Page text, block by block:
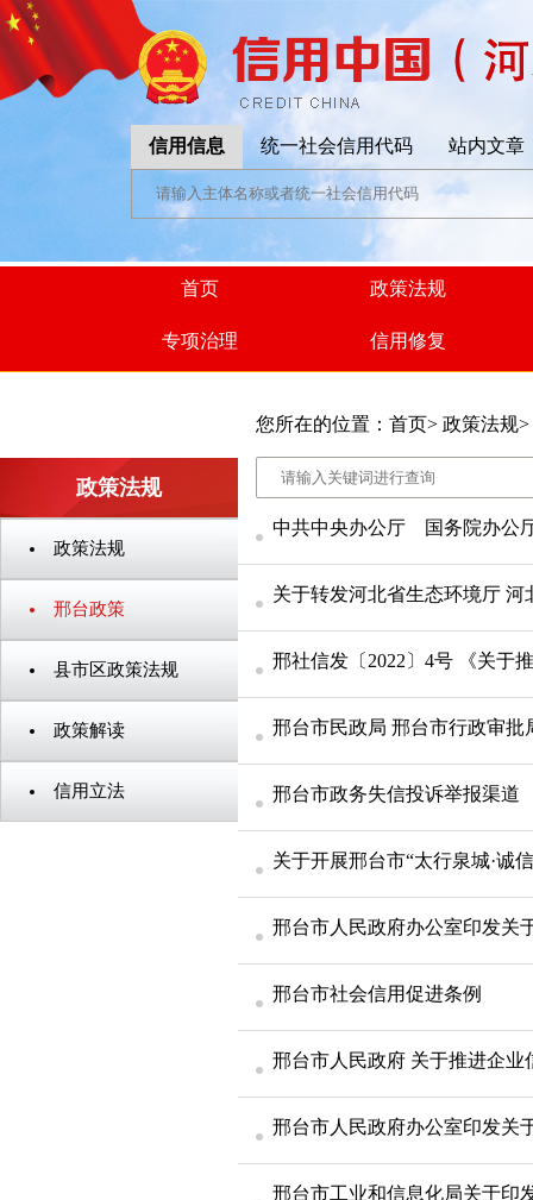
信用信息 统一社会信用代码 站内文章
首页 政策法规
专项治理 信用修复
您所在的位置： 首页> 政策法规>
政策法规
政策法规
邢台政策
县市区政策法规
政策解读
信用立法
中共中央办公厅 国务院办公
邢台市政务失信投诉举报渠道
关于开展邢台市“太行泉城·诚
邢台市社会信用促进条例
邢台市人民政府 关于推进企